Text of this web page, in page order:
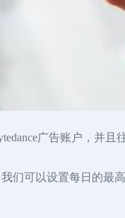
广告账户，并
们可以设置每日的最